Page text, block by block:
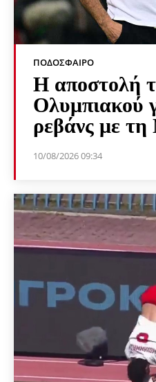
ΠΟΔΌΣΦΑΙΡΟ
Η αποστολή
Ολυμπιακού
ρεβάνς με τη
10/08/2026 09:34